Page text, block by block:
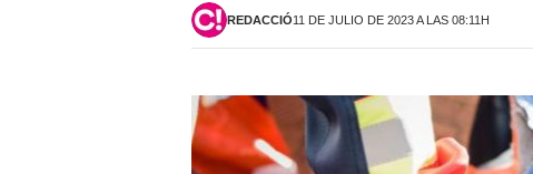
REDACCIÓ11 DE JULIO DE 2023 A LAS 08:11H